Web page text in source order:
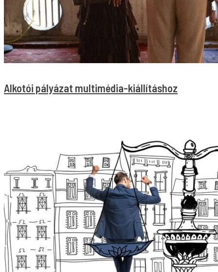
Alkotói pályázat multimédia-kiállításhoz